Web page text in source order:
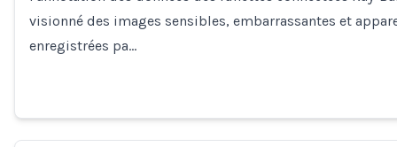
visionné des images sensibles, embarrassantes et
enregistrées pa…